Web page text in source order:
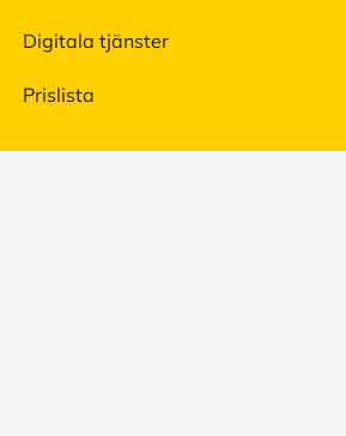
Digitala tjänster
Prislista